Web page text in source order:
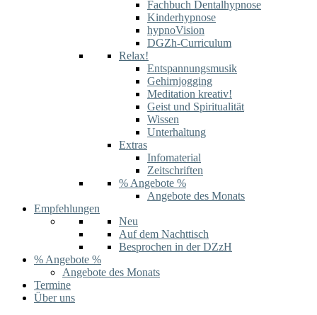
Fachbuch Dentalhypnose
Kinderhypnose
hypnoVision
DGZh-Curriculum
Relax!
Entspannungsmusik
Gehirnjogging
Meditation kreativ!
Geist und Spiritualität
Wissen
Unterhaltung
Extras
Infomaterial
Zeitschriften
% Angebote %
Angebote des Monats
Empfehlungen
Neu
Auf dem Nachttisch
Besprochen in der DZzH
% Angebote %
Angebote des Monats
Termine
Über uns